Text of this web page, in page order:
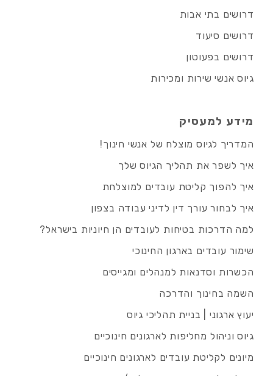
דרושים בתי אבות
דרושים סיעוד
דרושים בפעוטון
גיוס אנשי שירות ומכירות
מידע למעסיק
המדריך לגיוס מוצלח של אנשי חינוך!
איך לשפר את תהליך הגיוס שלך
איך להפוך קליטת עובדים למוצלחת
איך לבחור עורך דין לדיני עבודה בצפון
למה הדרכות בטיחות לעובדים הן חיוניות בישראל?
שימור עובדים בארגון החינוכי
הכשרות וסדנאות למנהלים ומגייסים
השמה בחינוך והדרכה
יעוץ ארגוני | בניית תהליכי גיוס
גיוס וניהול מחליפות לארגונים חינוכיים
מיונים לקליטת עובדים לארגונים חינוכיים